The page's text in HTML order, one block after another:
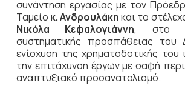
συνάντηση εργασίας με τον
Ταμείο κ. Ανδρουλάκηκαι το
Νικόλα Κεφαλογιάννη, στο
συστηματικής προσπάθειας του
ενίσχυση της χρηματοδοτικής του
την επιτάχυνση έργων με σαφή
αναπτυξιακό προσανατολισμό.